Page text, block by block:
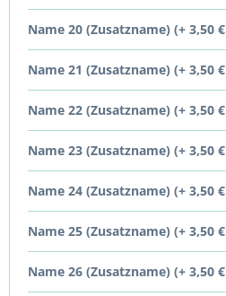
Name 20 (Zusatzname) (+ 3,50
Name 21 (Zusatzname) (+ 3,50
Name 22 (Zusatzname) (+ 3,50
Name 23 (Zusatzname) (+ 3,50
Name 24 (Zusatzname) (+ 3,50
Name 25 (Zusatzname) (+ 3,50
Name 26 (Zusatzname) (+ 3,50